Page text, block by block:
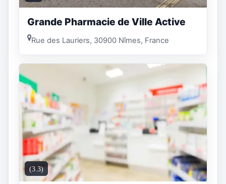
Grande Pharmacie de Ville Active
Rue des Lauriers, 30900 Nîmes, France
(3.3)